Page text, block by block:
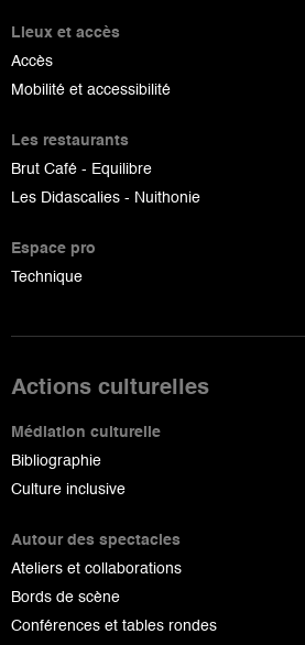
Lieux et accès
Accès
Mobilité et accessibilité
Les restaurants
Brut Café - Equilibre
Les Didascalies - Nuithonie
Espace pro
Technique
Actions culturelles
Médiation culturelle
Bibliographie
Culture inclusive
Autour des spectacles
Ateliers et collaborations
Bords de scène
Conférences et tables rondes